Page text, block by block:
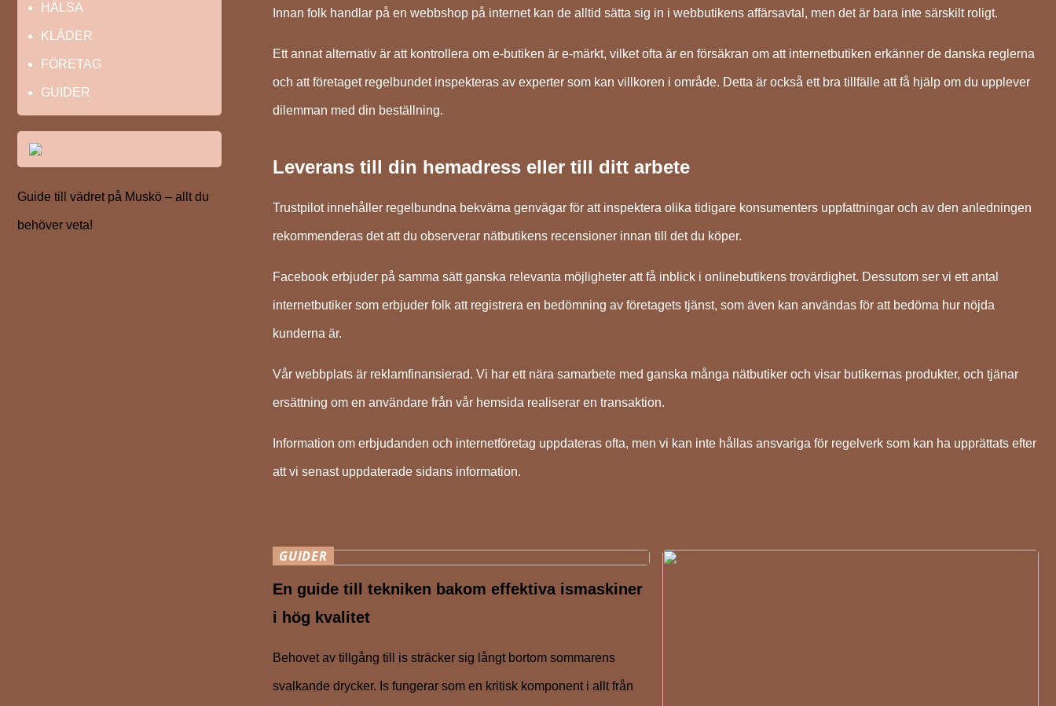
Innan folk handlar på en webbshop på internet kan de alltid sätta sig in i webbutikens affärsavtal, men det är bara inte särskilt roligt.
Ett annat alternativ är att kontrollera om e-butiken är e-märkt, vilket ofta är en försäkran om att internetbutiken erkänner de danska reglerna
och att företaget regelbundet inspekteras av experter som kan villkoren i område. Detta är också ett bra tillfälle att få hjälp om du upplever
dilemman med din beställning.
Leverans till din hemadress eller till ditt arbete
Trustpilot innehåller regelbundna bekväma genvägar för att inspektera olika tidigare konsumenters uppfattningar och av den anledningen
rekommenderas det att du observerar nätbutikens recensioner innan till det du köper.
Facebook erbjuder på samma sätt ganska relevanta möjligheter att få inblick i onlinebutikens trovärdighet. Dessutom ser vi ett antal
internetbutiker som erbjuder folk att registrera en bedömning av företagets tjänst, som även kan användas för att bedöma hur nöjda
kunderna är.
Vår webbplats är reklamfinansierad. Vi har ett nära samarbete med ganska många nätbutiker och visar butikernas produkter, och tjänar
ersättning om en användare från vår hemsida realiserar en transaktion.
Information om erbjudanden och internetföretag uppdateras ofta, men vi kan inte hållas ansvariga för regelverk som kan ha upprättats efter
att vi senast uppdaterade sidans information.
GUIDER
En guide till tekniken bakom effektiva ismaskiner
i hög kvalitet
Behovet av tillgång till is sträcker sig långt bortom sommarens
svalkande drycker. Is fungerar som en kritisk komponent i allt från
HÄLSA
KLÄDER
FÖRETAG
GUIDER
Guide till vädret på Muskö – allt du
behöver veta!